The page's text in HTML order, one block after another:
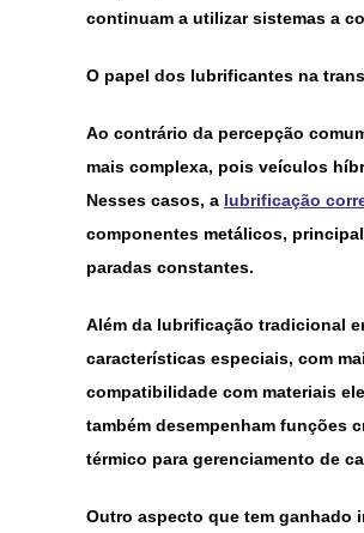
continuam a utilizar sistemas a
O papel dos lubrificantes na
Ao contrário da percepção
mais complexa, pois veículos
Nesses casos, a lubrificação
componentes metálicos,
paradas constantes.
Além da lubrificação tradicional
características especiais, com
compatibilidade com materiais
também desempenham funções
térmico para gerenciamento de
Outro aspecto que tem